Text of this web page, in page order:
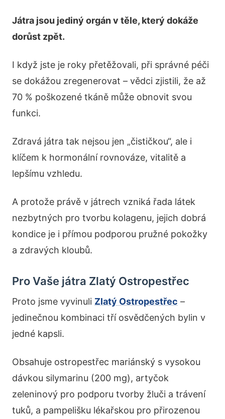
Játra jsou jediný orgán v těle, který dokáže
dorůst zpět.
I když jste je roky přetěžovali, při správné péči
se dokážou zregenerovat – vědci zjistili, že až
70 % poškozené tkáně může obnovit svou
funkci.
Zdravá játra tak nejsou jen „čističkou“, ale i
klíčem k hormonální rovnováze, vitalitě a
lepšímu vzhledu.
A protože právě v játrech vzniká řada látek
nezbytných pro tvorbu kolagenu, jejich dobrá
kondice je i přímou podporou pružné pokožky
a zdravých kloubů.
Pro Vaše játra Zlatý Ostropestřec
Proto jsme vyvinuli Zlatý Ostropestřec –
jedinečnou kombinaci tří osvědčených bylin v
jedné kapsli.
Obsahuje ostropestřec mariánský s vysokou
dávkou silymarinu (200 mg), artyčok
zeleninový pro podporu tvorby žluči a trávení
tuků, a pampelišku lékařskou pro přirozenou